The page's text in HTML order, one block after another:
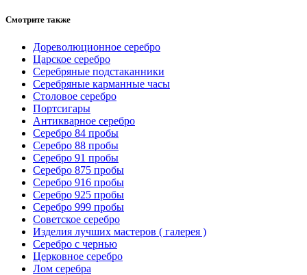
Смотрите также
Дореволюционное серебро
Царское серебро
Серебряные подстаканники
Серебряные карманные часы
Столовое серебро
Портсигары
Антикварное серебро
Серебро 84 пробы
Серебро 88 пробы
Серебро 91 пробы
Серебро 875 пробы
Серебро 916 пробы
Серебро 925 пробы
Серебро 999 пробы
Советское серебро
Изделия лучших мастеров ( галерея )
Серебро с чернью
Церковное серебро
Лом серебра